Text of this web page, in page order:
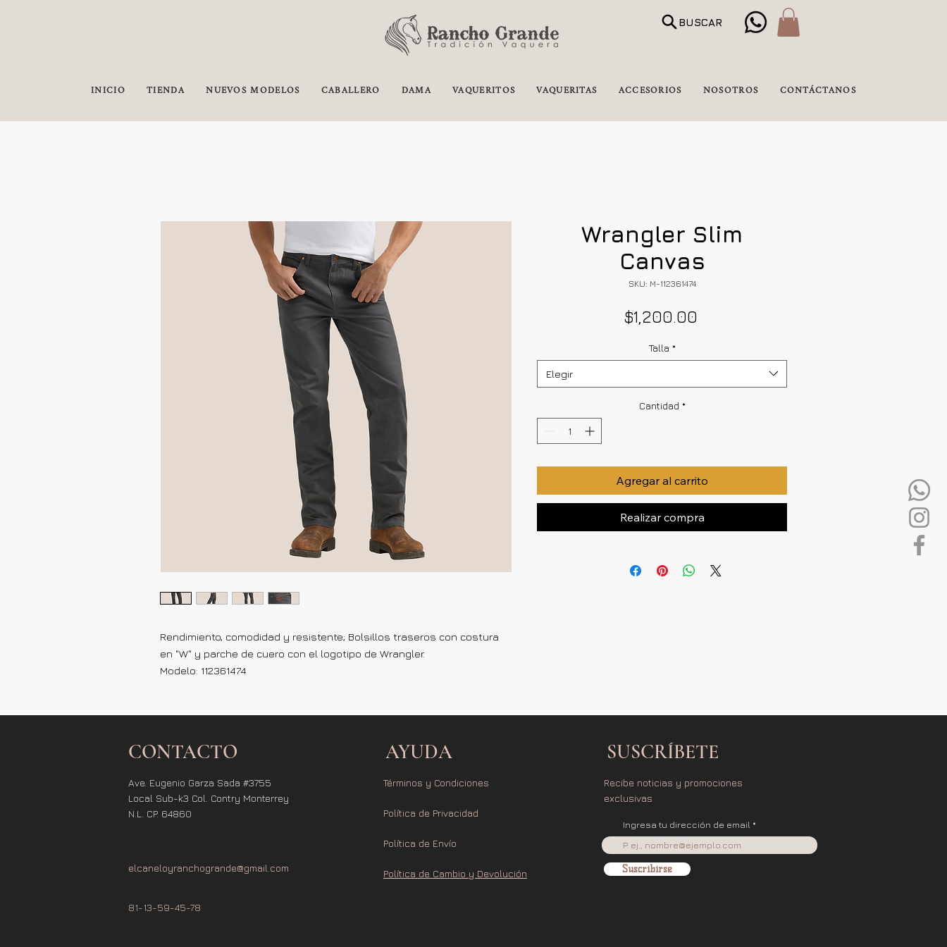
BUSCAR
INICIO TIENDA NUEVOS MODELOS CABALLERO DAMA VAQUERITOS VAQUERITAS ACCESORIOS NOSOTROS CONTÁCTANOS
Rendimiento, comodidad y resistente; Bolsillos traseros con costura
en "W" y parche de cuero con el logotipo de Wrangler.
Modelo: 112361474
Wrangler Slim
Canvas
SKU: M-112361474
$1,200.00
Talla *
Elegir
Cantidad *
Agregar al carrito
Realizar compra
CONTACTO
Ave. Eugenio Garza Sada #3755
Local Sub-k3 Col. Contry Monterrey
N.L. CP. 64860
elcaneloyranchogrande@gmail.com
81-13-59-45-78
AYUDA
Términos y Condiciones
Política de Privacidad
Política de Envío
Política de Cambio y Devolución
SUSCRÍBETE
Recibe noticias y promociones
exclusivas
Ingresa tu dirección de email
Suscribirse